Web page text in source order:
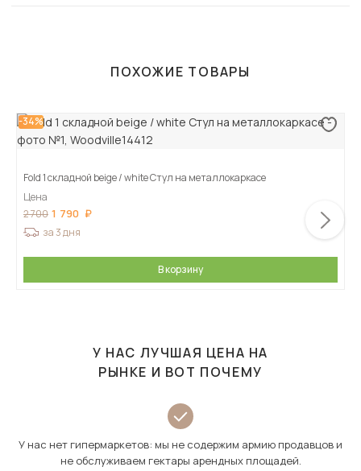
ПОХОЖИЕ ТОВАРЫ
-34%
Fold 1 складной beige / white Стул на металлокаркасе
Цена
2 700 1 790
за 3 дня
В корзину
У НАС ЛУЧШАЯ ЦЕНА НА
РЫНКЕ И ВОТ ПОЧЕМУ
У нас нет гипермаркетов: мы не содержим армию продавцов и
не обслуживаем гектары арендных площадей.